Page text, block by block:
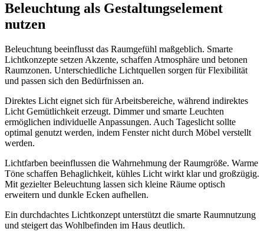
Beleuchtung als Gestaltungselement
nutzen
Beleuchtung beeinflusst das Raumgefühl maßgeblich. Smarte
Lichtkonzepte setzen Akzente, schaffen Atmosphäre und betonen
Raumzonen. Unterschiedliche Lichtquellen sorgen für Flexibilität
und passen sich den Bedürfnissen an.
Direktes Licht eignet sich für Arbeitsbereiche, während indirektes
Licht Gemütlichkeit erzeugt. Dimmer und smarte Leuchten
ermöglichen individuelle Anpassungen. Auch Tageslicht sollte
optimal genutzt werden, indem Fenster nicht durch Möbel verstellt
werden.
Lichtfarben beeinflussen die Wahrnehmung der Raumgröße. Warme
Töne schaffen Behaglichkeit, kühles Licht wirkt klar und großzügig.
Mit gezielter Beleuchtung lassen sich kleine Räume optisch
erweitern und dunkle Ecken aufhellen.
Ein durchdachtes Lichtkonzept unterstützt die smarte Raumnutzung
und steigert das Wohlbefinden im Haus deutlich.